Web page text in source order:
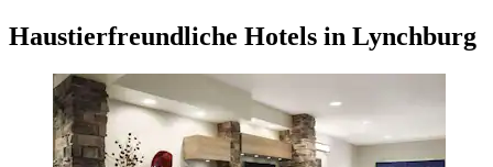
Haustierfreundliche Hotels in Lynchburg